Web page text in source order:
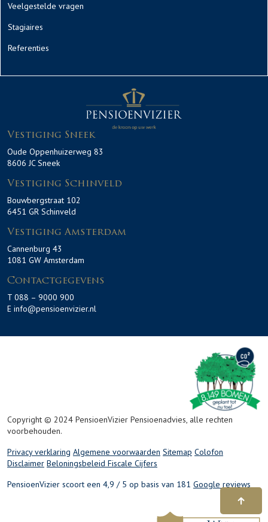
Veelgestelde vragen
Stagiaires
Referenties
Vestiging Sneek
Oude Oppenhuizerweg 83
8606 JC Sneek
Vestiging Schinveld
Bouwbergstraat 102
6451 GR Schinveld
Vestiging Amsterdam
Cannenburg 43
1081 GW Amsterdam
Contactgegevens
T 088 – 9000 900
E info@pensioenvizier.nl
Copyright © 2024 PensioenVizier Pensioenadvies, alle rechten
voorbehouden.
Privacy verklaring Algemene voorwaarden Sitemap Colofon
Disclaimer Beloningsbeleid Fiscale Cijfers
PensioenVizier scoort een 4,9 / 5 op basis van 181 Google reviews